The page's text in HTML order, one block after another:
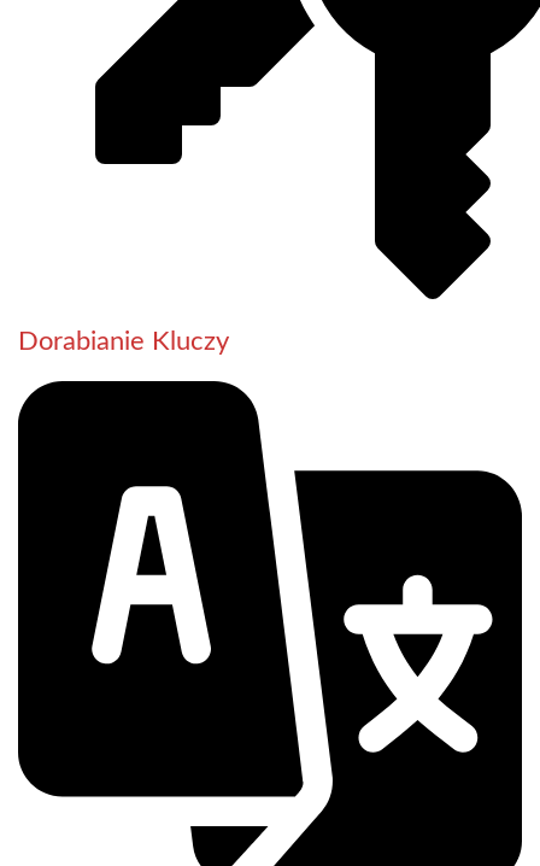
Dorabianie Kluczy